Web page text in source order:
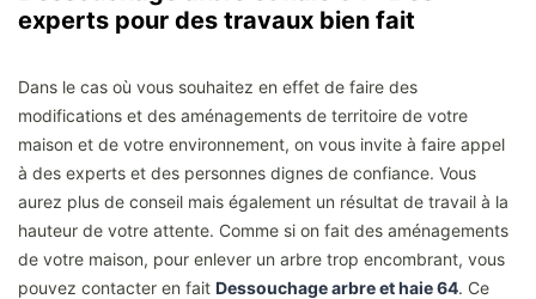
experts pour des travaux bien fait
Dans le cas où vous souhaitez en effet de faire des
modifications et des aménagements de territoire de votre
maison et de votre environnement, on vous invite à faire appel
à des experts et des personnes dignes de confiance. Vous
aurez plus de conseil mais également un résultat de travail à la
hauteur de votre attente. Comme si on fait des aménagements
de votre maison, pour enlever un arbre trop encombrant, vous
pouvez contacter en fait Dessouchage arbre et haie 64. Ce